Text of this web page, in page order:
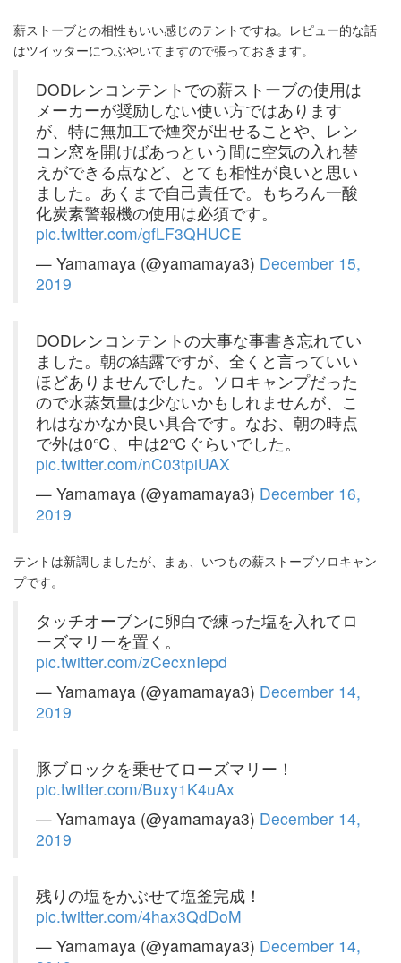
薪ストーブとの相性もいい感じのテントですね。レピュー的な話
はツイッターにつぶやいてますので張っておきます。
DODレンコンテントでの薪ストーブの使用は
メーカーが奨励しない使い方ではあります
が、特に無加工で煙突が出せることや、レン
コン窓を開けばあっという間に空気の入れ替
えができる点など、とても相性が良いと思い
ました。あくまで自己責任で。もちろん一酸
化炭素警報機の使用は必須です。
pic.twitter.com/gfLF3QHUCE
— Yamamaya (@yamamaya3) December 15,
2019
DODレンコンテントの大事な事書き忘れてい
ました。朝の結露ですが、全くと言っていい
ほどありませんでした。ソロキャンプだった
ので水蒸気量は少ないかもしれませんが、こ
れはなかなか良い具合です。なお、朝の時点
で外は0℃、中は2℃ぐらいでした。
pic.twitter.com/nC03tpiUAX
— Yamamaya (@yamamaya3) December 16,
2019
テントは新調しましたが、まぁ、いつもの薪ストーブソロキャン
プです。
タッチオーブンに卵白で練った塩を入れてロ
ーズマリーを置く。
pic.twitter.com/zCecxnIepd
— Yamamaya (@yamamaya3) December 14,
2019
豚ブロックを乗せてローズマリー！
pic.twitter.com/Buxy1K4uAx
— Yamamaya (@yamamaya3) December 14,
2019
残りの塩をかぶせて塩釜完成！
pic.twitter.com/4hax3QdDoM
— Yamamaya (@yamamaya3) December 14,